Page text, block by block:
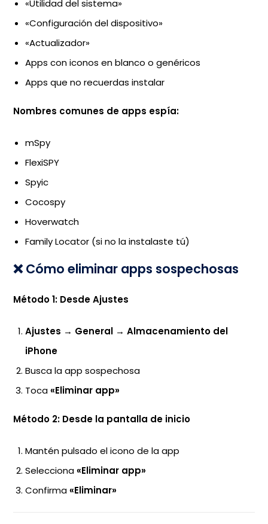
«Utilidad del sistema»
«Configuración del dispositivo»
«Actualizador»
Apps con iconos en blanco o genéricos
Apps que no recuerdas instalar
Nombres comunes de apps espía:
mSpy
FlexiSPY
Spyic
Cocospy
Hoverwatch
Family Locator (si no la instalaste tú)
❌ Cómo eliminar apps sospechosas
Método 1: Desde Ajustes
Ajustes → General →Almacenamiento del
iPhone
Busca la app sospechosa
Toca«Eliminar app»
Método 2: Desde la pantalla de inicio
Mantén pulsado el icono de la app
Selecciona«Eliminar app»
Confirma«Eliminar»